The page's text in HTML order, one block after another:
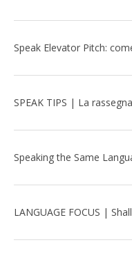
LANGUAGE FOCUS | Shall